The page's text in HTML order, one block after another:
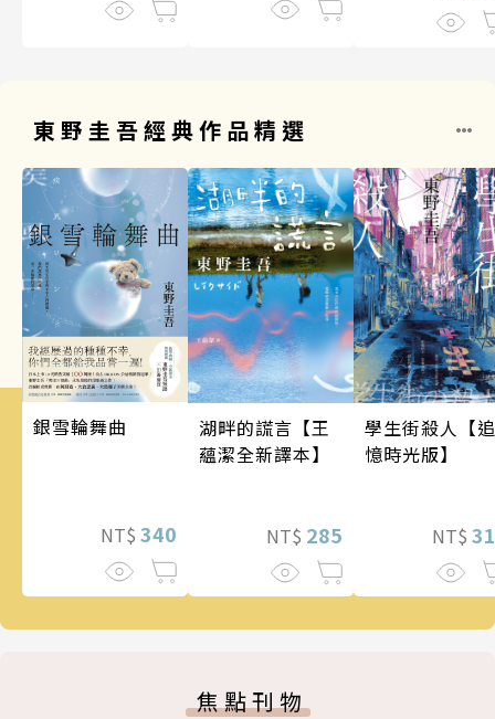
東野圭吾經典作品精選
銀雪輪舞曲
NT$ 340
湖畔的謊言【王
蘊潔全新譯本】
NT$ 285
學生街殺人【追
憶時光版】
NT$
焦點刊物